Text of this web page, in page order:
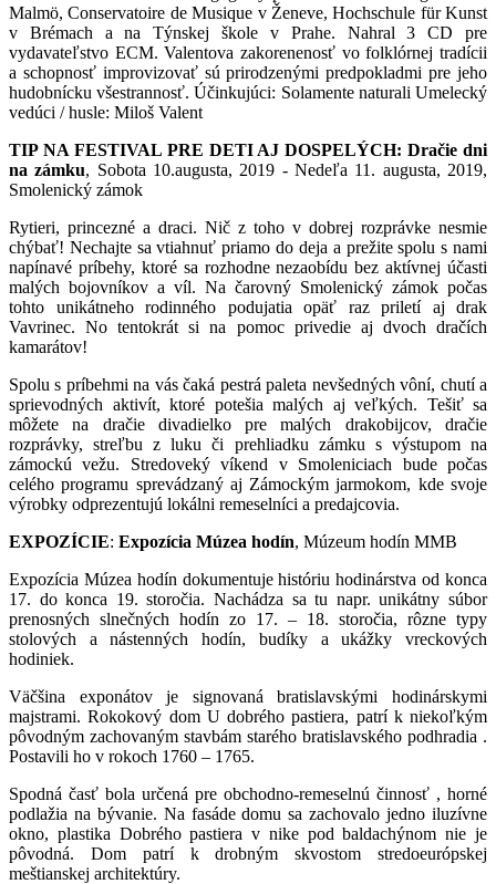
Malmö, Conservatoire de Musique v Ženeve, Hochschule für Kunst
v Brémach a na Týnskej škole v Prahe. Nahral 3 CD pre
vydavateľstvo ECM. Valentova zakorenenosť vo folklórnej tradícii
a schopnosť improvizovať sú prirodzenými predpokladmi pre jeho
hudobnícku všestrannosť. Účinkujúci: Solamente naturali Umelecký
vedúci / husle: Miloš Valent
TIP NA FESTIVAL PRE DETI AJ DOSPELÝCH: Dračie dni
na zámku, Sobota 10.augusta, 2019 - Nedeľa 11. augusta, 2019,
Smolenický zámok
Rytieri, princezné a draci. Nič z toho v dobrej rozprávke nesmie
chýbať! Nechajte sa vtiahnuť priamo do deja a prežite spolu s nami
napínavé príbehy, ktoré sa rozhodne nezaobídu bez aktívnej účasti
malých bojovníkov a víl. Na čarovný Smolenický zámok počas
tohto unikátneho rodinného podujatia opäť raz priletí aj drak
Vavrinec. No tentokrát si na pomoc privedie aj dvoch dračích
kamarátov!
Spolu s príbehmi na vás čaká pestrá paleta nevšedných vôní, chutí a
sprievodných aktivít, ktoré potešia malých aj veľkých. Tešiť sa
môžete na dračie divadielko pre malých drakobijcov, dračie
rozprávky, streľbu z luku či prehliadku zámku s výstupom na
zámockú vežu. Stredoveký víkend v Smoleniciach bude počas
celého programu sprevádzaný aj Zámockým jarmokom, kde svoje
výrobky odprezentujú lokálni remeselníci a predajcovia.
EXPOZÍCIE: Expozícia Múzea hodín, Múzeum hodín MMB
Expozícia Múzea hodín dokumentuje históriu hodinárstva od konca
17. do konca 19. storočia. Nachádza sa tu napr. unikátny súbor
prenosných slnečných hodín zo 17. – 18. storočia, rôzne typy
stolových a nástenných hodín, budíky a ukážky vreckových
hodiniek.
Väčšina exponátov je signovaná bratislavskými hodinárskymi
majstrami. Rokokový dom U dobrého pastiera, patrí k niekoľkým
pôvodným zachovaným stavbám starého bratislavského podhradia .
Postavili ho v rokoch 1760 – 1765.
Spodná časť bola určená pre obchodno-remeselnú činnosť , horné
podlažia na bývanie. Na fasáde domu sa zachovalo jedno iluzívne
okno, plastika Dobrého pastiera v nike pod baldachýnom nie je
pôvodná. Dom patrí k drobným skvostom stredoeurópskej
meštianskej architektúry.